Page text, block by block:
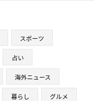
スポーツ
占い
海外ニュース
暮らし グルメ